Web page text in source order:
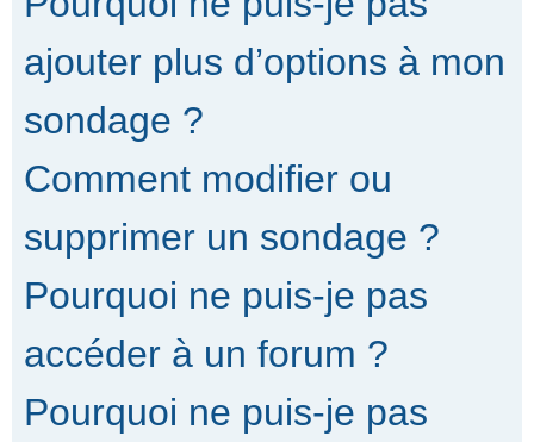
ajouter plus d’options à mon
sondage ?
Comment modifier ou
supprimer un sondage ?
Pourquoi ne puis-je pas
accéder à un forum ?
Pourquoi ne puis-je pas